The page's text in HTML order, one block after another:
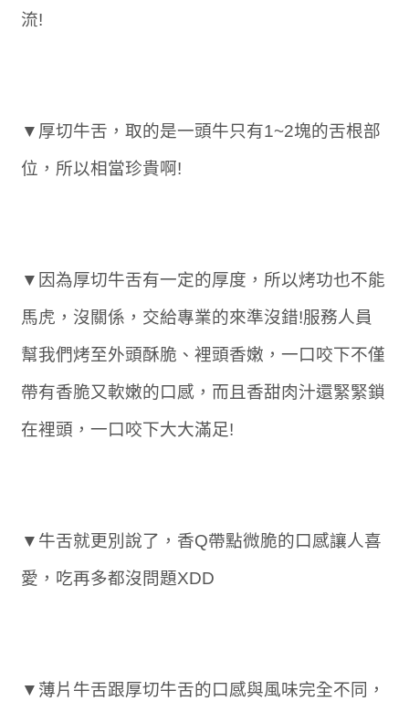
流!
▼厚切牛舌，取的是一頭牛只有1~2塊的舌根部
位，所以相當珍貴啊!
▼因為厚切牛舌有一定的厚度，所以烤功也不能
馬虎，沒關係，交給專業的來準沒錯!服務人員
幫我們烤至外頭酥脆、裡頭香嫩，一口咬下不僅
帶有香脆又軟嫩的口感，而且香甜肉汁還緊緊鎖
在裡頭，一口咬下大大滿足!
▼牛舌就更別說了，香Q帶點微脆的口感讓人喜
愛，吃再多都沒問題XDD
▼薄片牛舌跟厚切牛舌的口感與風味完全不同，